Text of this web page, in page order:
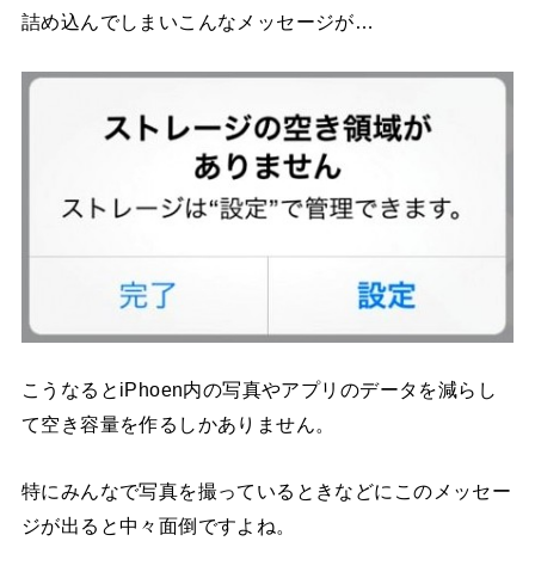
詰め込んでしまいこんなメッセージが…
こうなるとiPhoen内の写真やアプリのデータを減らし
て空き容量を作るしかありません。
特にみんなで写真を撮っているときなどにこのメッセー
ジが出ると中々面倒ですよね。